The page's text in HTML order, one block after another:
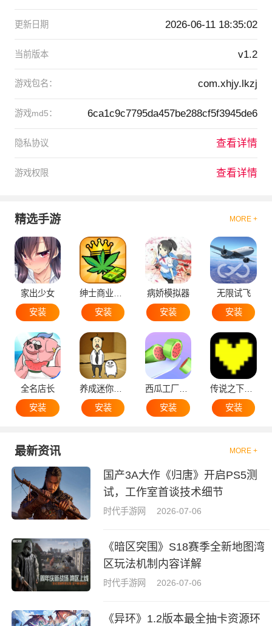
更新日期 2026-06-11 18:35:02
当前版本 v1.2
游戏包名： com.xhjy.lkzj
游戏md5： 6ca1c9c7795da457be288cf5f3945de6
隐私协议 查看详情
游戏权限 查看详情
精选手游 MORE +
家出少女
安装
安装
病娇模拟器
安装
无限试飞
安装
全名店长
安装
安装
安装
安装
最新资讯 MORE +
国产3A大作《归唐》开启PS5测
试，工作室首谈技术细节
时代手游网 2026-07-06
《暗区突围》S18赛季全新地图湾
区玩法机制内容详解
时代手游网 2026-07-06
《异环》1.2版本最全抽卡资源环